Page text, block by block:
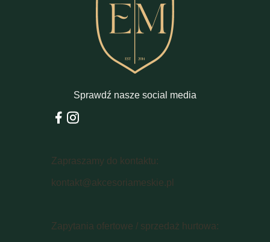
Sprawdź nasze social media
Zapraszamy do kontaktu:
kontakt@akcesoriameskie.pl
Zapytania ofertowe / sprzedaż hurtowa: